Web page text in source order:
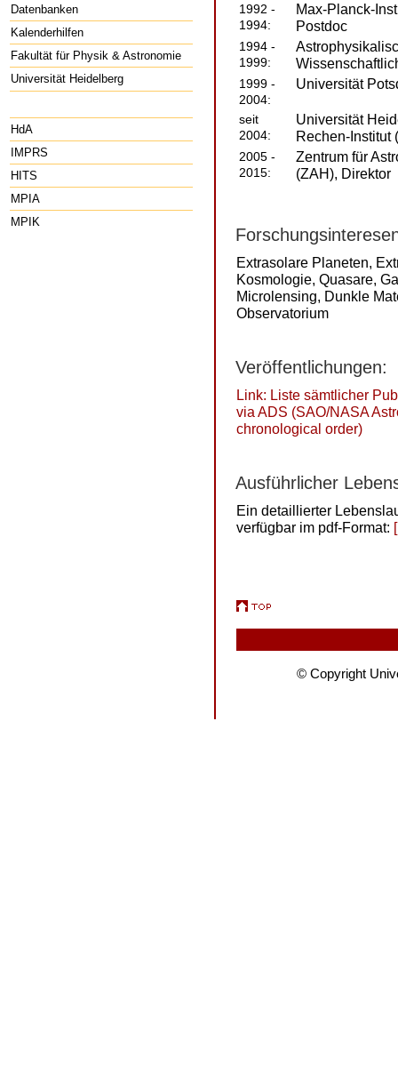
Datenbanken
Kalenderhilfen
Fakultät für Physik & Astronomie
Universität Heidelberg
HdA
IMPRS
HITS
MPIA
MPIK
1992 -
1994:
Max-Planck-
Postdoc
1994 -
1999:
1999 -
2004:
Universität
seit
2004:
Universität
Rechen-Institut
2005 -
2015:
Zentrum für
(ZAH), Direktor
Extrasolare Planeten,
Kosmologie, Quasare,
Microlensing, Dunkle
Observatorium
Veröffentlichungen:
Link: Liste sämtlicher
via ADS (SAO/NASA
chronological order)
Ausführlicher
Ein detaillierter
verfügbar im pdf-Format:
© Copyright